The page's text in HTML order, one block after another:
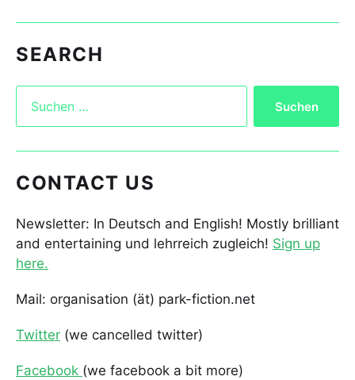
SEARCH
CONTACT US
Newsletter: In Deutsch and English! Mostly brilliant
and entertaining und lehrreich zugleich! Sign up
here.
Mail: organisation (ät) park-fiction.net
Twitter (we cancelled twitter)
Facebook (we facebook a bit more)